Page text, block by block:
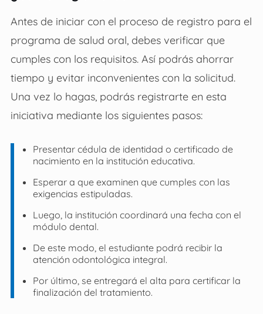
Antes de iniciar con el proceso de registro para el
programa de salud oral, debes verificar que
cumples con los requisitos. Así podrás ahorrar
tiempo y evitar inconvenientes con la solicitud.
Una vez lo hagas, podrás registrarte en esta
iniciativa mediante los siguientes pasos:
Presentar cédula de identidad o certificado de
nacimiento en la institución educativa.
Esperar a que examinen que cumples con las
exigencias estipuladas.
Luego, la institución coordinará una fecha con el
módulo dental.
De este modo, el estudiante podrá recibir la
atención odontológica integral.
Por último, se entregará el alta para certificar la
finalización del tratamiento.